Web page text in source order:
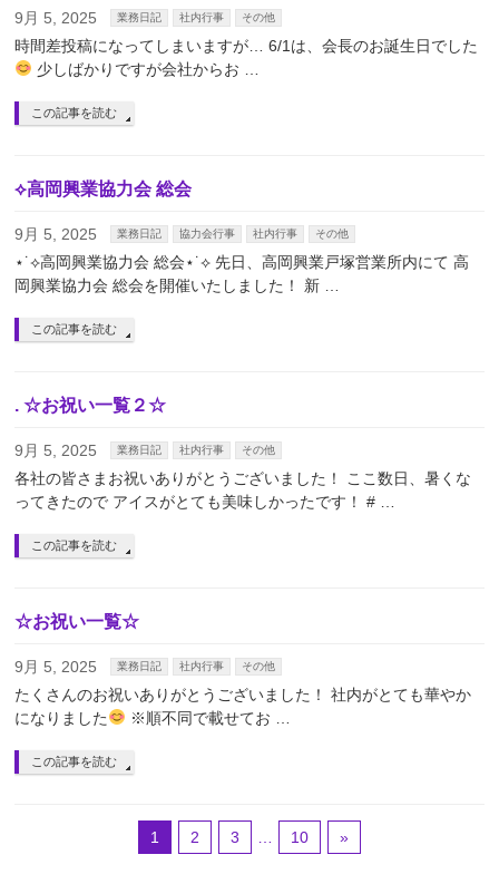
9月 5, 2025 業務日記 社内行事 その他
時間差投稿になってしまいますが… 6/1は、会長のお誕生日でした
少しばかりですが会社からお …
この記事を読む
⟡高岡興業協力会 総会
9月 5, 2025 業務日記 協力会行事 社内行事 その他
⋆˙⟡高岡興業協力会 総会⋆˙⟡ 先日、高岡興業戸塚営業所内にて 高
岡興業協力会 総会を開催いたしました！ 新 …
この記事を読む
. ☆お祝い一覧２☆
9月 5, 2025 業務日記 社内行事 その他
各社の皆さまお祝いありがとうございました！ ここ数日、暑くな
ってきたので アイスがとても美味しかったです！ # …
この記事を読む
☆お祝い一覧☆
9月 5, 2025 業務日記 社内行事 その他
たくさんのお祝いありがとうございました！ 社内がとても華やか
になりました
※順不同で載せてお …
この記事を読む
1 2 3 10 »